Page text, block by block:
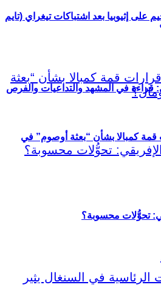
قراءة في المشهد والتداعيات والفرص
تحوُّلات محسوبة؟
على إثيوبيا بعد اشتباكات تيغراي (تايم
قمة كمبالا بشأن “بعثة أوصوم” في